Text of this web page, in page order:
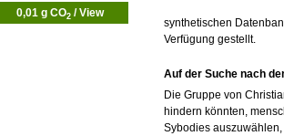
synthetischen
Verfügung gestellt.
Auf der Suche nach
Die Gruppe von
hindern könnten,
Sybodies
0,01 g CO2 / View